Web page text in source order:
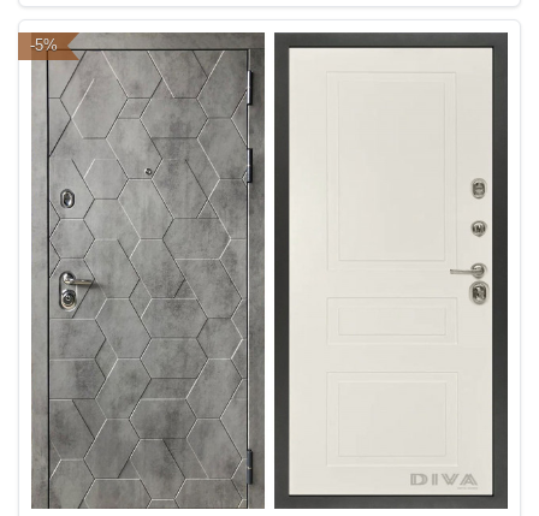
-5%